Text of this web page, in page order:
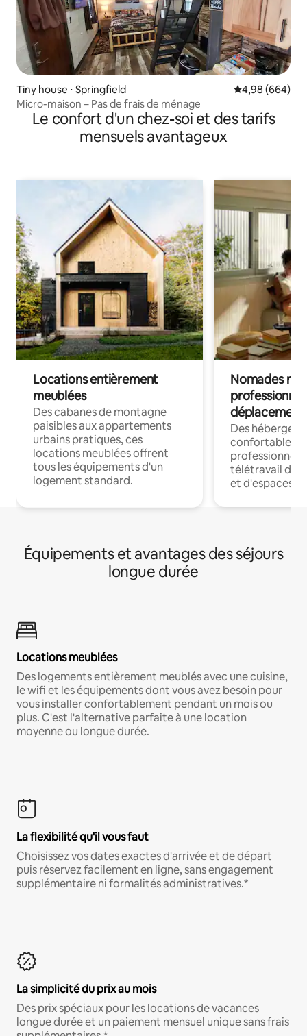
Tiny house ⋅ Springfield Évaluation
4,98 (664)
Micro-maison – Pas de frais de ménage
Le confort d'un chez-soi et des tarifs
mensuels avantageux
Locations entièrement
meublées
Des cabanes de montagne
paisibles aux appartements
urbains pratiques, ces
locations meublées offrent
tous les équipements d'un
logement standard.
Nomades
déplacement
Des
confortables
professionnels
télétravail
et d'espaces
Équipements et avantages des séjours
longue durée
Locations meublées
Des logements entièrement meublés avec une cuisine,
le wifi et les équipements dont vous avez besoin pour
vous installer confortablement pendant un mois ou
plus. C'est l'alternative parfaite à une location
moyenne ou longue durée.
La flexibilité qu'il vous faut
Choisissez vos dates exactes d'arrivée et de départ
puis réservez facilement en ligne, sans engagement
supplémentaire ni formalités administratives.*
La simplicité du prix au mois
Des prix spéciaux pour les locations de vacances
longue durée et un paiement mensuel unique sans frais